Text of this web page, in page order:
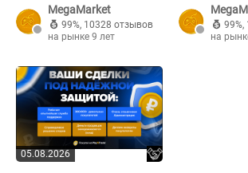
MegaMarket
99%, 10328 отзывов
на рынке 9 лет
99%,
на
05.08.2026